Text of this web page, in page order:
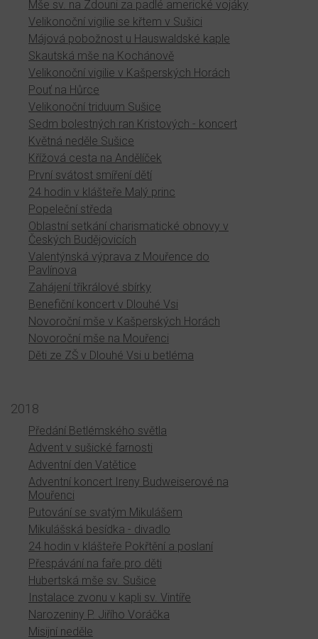
Mše sv. na Zdouni za padlé americké vojáky
Velikonoční vigilie se křtem v Sušici
Májová pobožnost u Hauswaldské kaple
Skautská mše na Kochánově
Velikonoční vigilie v Kašperských Horách
Pouť na Hůrce
Velikonoční triduum Sušice
Sedm bolestných ran Kristových - koncert
Květná neděle Sušice
Křížová cesta na Andělíček
První svátost smíření dětí
24 hodin v klášteře Malý princ
Popeleční středa
Oblastní setkání charismatické obnovy v
Českých Budějovicích
Valentýnská výprava z Mouřence do
Pavlínova
Zahájení tříkrálové sbírky
Benefiční koncert v Dlouhé Vsi
Novoroční mše v Kašperských Horách
Novoroční mše na Mouřenci
Děti ze ZŠ v Dlouhé Vsi u betléma
2018
Předání Betlémského světla
Advent v sušické farnosti
Adventní den Vatětice
Adventní koncert Ireny Budweiserové na
Mouřenci
Putování se svatým Mikulášem
Mikulášská besídka - divadlo
24 hodin v klášteře Pokřtění a poslaní
Přespávání na faře pro děti
Hubertská mše sv. Sušice
Instalace zvonu v kapli sv. Vintíře
Narozeniny P. Jiřího Voráčka
Misijní neděle